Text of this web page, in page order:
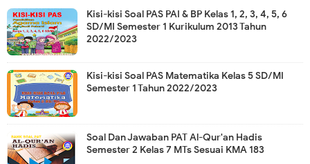
Kisi-kisi Soal PAS PAI & BP Kelas 1, 2, 3, 4, 5, 6
SD/MI Semester 1 Kurikulum 2013 Tahun
2022/2023
Kisi-kisi Soal PAS Matematika Kelas 5 SD/MI
Semester 1 Tahun 2022/2023
Soal Dan Jawaban PAT Al-Qur'an Hadis
Semester 2 Kelas 7 MTs Sesuai KMA 183